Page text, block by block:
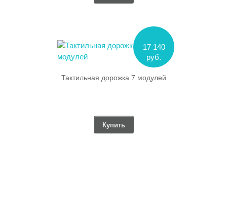
17 140
руб.
Тактильная дорожка 7 модулей
Купить